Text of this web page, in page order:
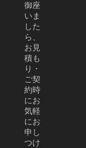
御座
いま
した
ら、
お見
積も
り・
ご契
約時
にお
気軽
にお
申し
つけ